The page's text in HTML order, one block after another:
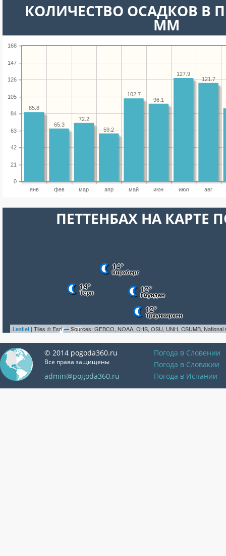
КОЛИЧЕСТВО ОСАДКОВ В
ММ
янв фев мар апр май июн июл авг
0
21
42
63
84
105
126
147
168
121.7
127.9
96.1
102.7
59.2
72.2
65.3
85.8
ПЕТТЕНБАХ НА КАРТЕ
Leaflet | Tiles © Esri — Sources: GEBCO, NOAA, CHS, OSU, UNH, CSUMB, National
© 2014 pogoda360.ru
Все права защищены
admin@pogoda360.ru
Погода в Словении
Погода в Словакии
Погода в Испании